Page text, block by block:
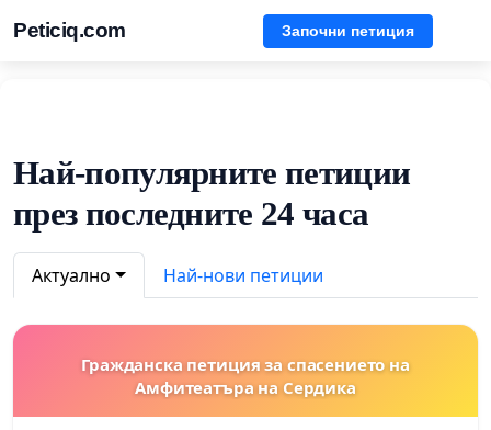
Peticiq.com Започни петиция
Най-популярните петиции
през последните 24 часа
Актуално Най-нови петиции
Гражданска петиция за спасението на
Амфитеатъра на Сердика